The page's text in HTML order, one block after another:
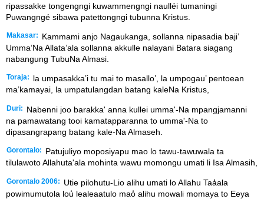
ripassakke tongengngi kuwammengngi naulléi tumaningi
Puwangngé sibawa patettongngi tubunna Kristus.
Makasar:
Kammami anjo Nagaukanga, sollanna nipasadia baji’
Umma’Na Allata’ala sollanna akkulle nalayani Batara siagang
nabangung TubuNa Almasi.
Toraja:
la umpasakka’i tu mai to masallo’, la umpogau’ pentoean
ma’kamayai, la umpatulangdan batang kaleNa Kristus,
Duri:
Nabenni joo barakka' anna kullei umma'-Na mpangjamanni
na pamawatang tooi kamatapparanna to umma'-Na to
dipasangrapang batang kale-Na Almaseh.
Gorontalo:
Patujuliyo moposiyapu mao lo tawu-tawuwala ta
tilulawoto Allahuta'ala mohinta wawu momongu umati li Isa Almasih,
Gorontalo 2006:
Utie pilohutu-Lio alihu umati lo Allahu Taa̒ala
powimumutola lou̒ lealeaatulo mao̒ alihu mowali momaya to Eeya